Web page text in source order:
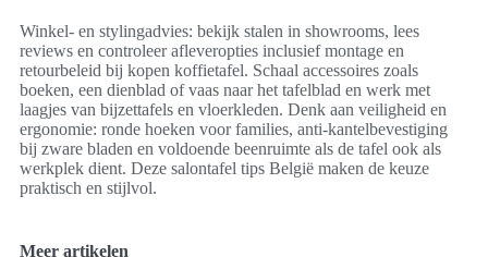
Winkel- en stylingadvies: bekijk stalen in showrooms, lees
reviews en controleer afleveropties inclusief montage en
retourbeleid bij kopen koffietafel. Schaal accessoires zoals
boeken, een dienblad of vaas naar het tafelblad en werk met
laagjes van bijzettafels en vloerkleden. Denk aan veiligheid en
ergonomie: ronde hoeken voor families, anti-kantelbevestiging
bij zware bladen en voldoende beenruimte als de tafel ook als
werkplek dient. Deze salontafel tips België maken de keuze
praktisch en stijlvol.
Meer artikelen